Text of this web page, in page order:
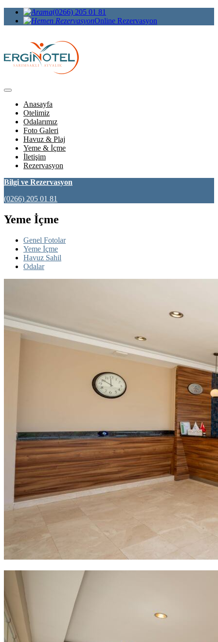
(0266) 205 01 81
Online Rezervasyon
Anasayfa
Otelimiz
Odalarımız
Foto Galeri
Havuz & Plaj
Yeme & İçme
İletişim
Rezervasyon
Bilgi ve Rezervasyon
(0266) 205 01 81
Yeme İçme
Genel Fotolar
Yeme İçme
Havuz Sahil
Odalar